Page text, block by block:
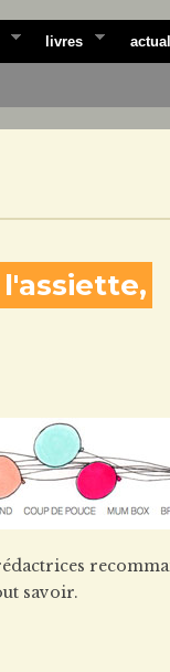
livres
savoir.